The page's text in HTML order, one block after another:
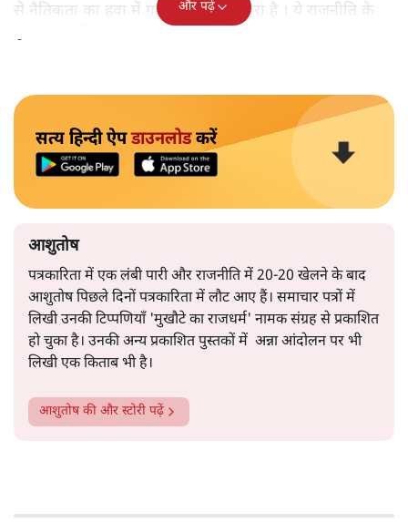
ममता बनर्जी की पार्टी तृणमूल
गिरना है, हकीकत में ये भारत की बड़ी तेज़ी से बदलती राजनीति
का संकेत है। ये इस बात का संकेत है कि सत्ता किसी बहुत बड़े
बदलाव का इशारा कर रही है और लोग उसे बस राजनीति के एक
तिकड़म की नज़र से ही देख रहे हैं । ये बदलाव भारत की राजनीति
में कायरों की जमा होती फौज का इशारा है, ये भारत की राजनीति
पूरी तरह शक्ति आधारित होने का भी इशारा है।
सत्य हिन्दी ऐपडाउनलोडकरें
आशुतोष पिछले दिनों पत्रकारिता में लौट आए हैं। समाचार पत्रों में